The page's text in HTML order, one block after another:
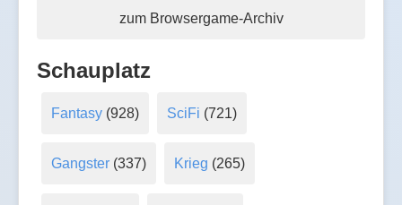
zum Browsergame-Archiv
Schauplatz
Fantasy(928) SciFi (721)
Gangster(337) Krieg (265)